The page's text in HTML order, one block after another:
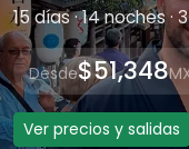
15 días · 14 noches ·
Desde$51,348
Ver precios y salidas